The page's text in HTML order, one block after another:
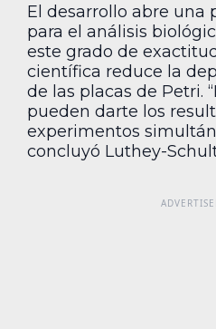
El desarrollo abre una
para el análisis
este grado de
científica reduce la
de las placas de Petri.
pueden darte los
experimentos
concluyó Luthey-